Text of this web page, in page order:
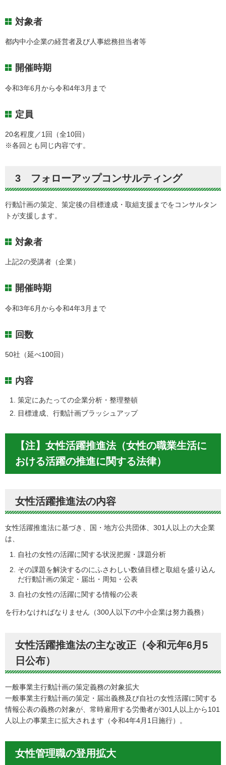
対象者
都内中小企業の経営者及び人事総務担当者等
開催時期
令和3年6月から令和4年3月まで
定員
20名程度／1回（全10回）
※各回とも同じ内容です。
3 フォローアップコンサルティング
行動計画の策定、策定後の目標達成・取組支援までをコンサルタン
トが支援します。
対象者
上記2の受講者（企業）
開催時期
令和3年6月から令和4年3月まで
回数
50社（延べ100回）
内容
策定にあたっての企業分析・整理整頓
目標達成、行動計画ブラッシュアップ
【注】女性活躍推進法（女性の職業生活に
おける活躍の推進に関する法律）
女性活躍推進法の内容
女性活躍推進法に基づき、国・地方公共団体、301人以上の大企業
は、
自社の女性の活躍に関する状況把握・課題分析
その課題を解決するのにふさわしい数値目標と取組を盛り込ん
だ行動計画の策定・届出・周知・公表
自社の女性の活躍に関する情報の公表
を行わなければなりません（300人以下の中小企業は努力義務）
女性活躍推進法の主な改正（令和元年6月5
日公布）
一般事業主行動計画の策定義務の対象拡大
一般事業主行動計画の策定・届出義務及び自社の女性活躍に関する
情報公表の義務の対象が、常時雇用する労働者が301人以上から101
人以上の事業主に拡大されます（令和4年4月1日施行）。
女性管理職の登用拡大